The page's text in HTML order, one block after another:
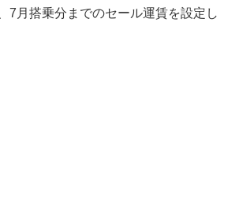
7月搭乗分までのセール運賃を設定し